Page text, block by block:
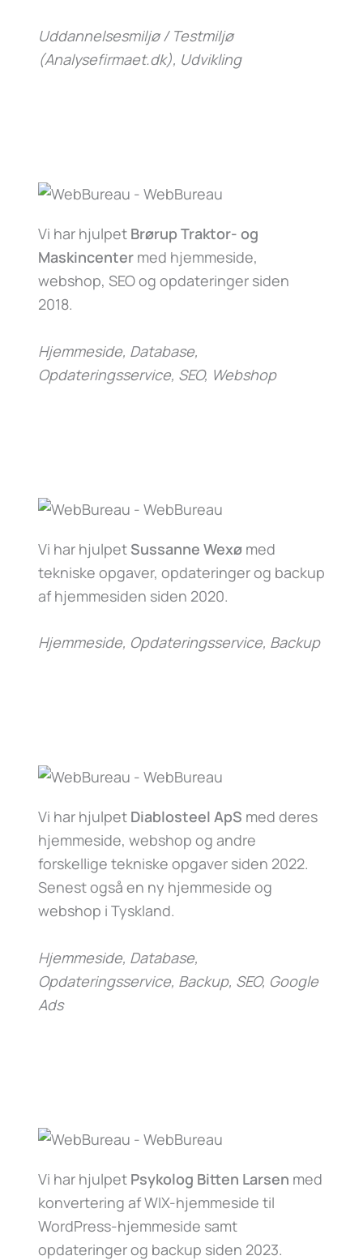
Uddannelsesmiljø / Testmiljø
(Analysefirmaet.dk), Udvikling
Vi har hjulpet Brørup Traktor- og
Maskincenter med hjemmeside,
webshop, SEO og opdateringer siden
2018.
Hjemmeside, Database,
Opdateringsservice, SEO, Webshop
Vi har hjulpet Sussanne Wexø med
tekniske opgaver, opdateringer og backup
af hjemmesiden siden 2020.
Hjemmeside, Opdateringsservice, Backup
Vi har hjulpet Diablosteel ApS med deres
hjemmeside, webshop og andre
forskellige tekniske opgaver siden 2022.
Senest også en ny hjemmeside og
webshop i Tyskland.
Hjemmeside, Database,
Opdateringsservice, Backup, SEO, Google
Ads
Vi har hjulpet Psykolog Bitten Larsen med
konvertering af WIX-hjemmeside til
WordPress-hjemmeside samt
opdateringer og backup siden 2023.